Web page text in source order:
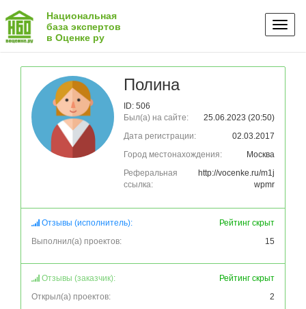
Национальная
база экспертов
в Оценке ру
Полина
ID: 506
Был(а) на сайте:
25.06.2023 (20:50)
Дата регистрации:
02.03.2017
Город местонахождения:
Москва
Реферальная
ссылка:
http://vocenke.ru/m1j
wpmr
Отзывы (исполнитель):
Рейтинг скрыт
Выполнил(а) проектов:
15
Отзывы (заказчик):
Рейтинг скрыт
Открыл(а) проектов:
2